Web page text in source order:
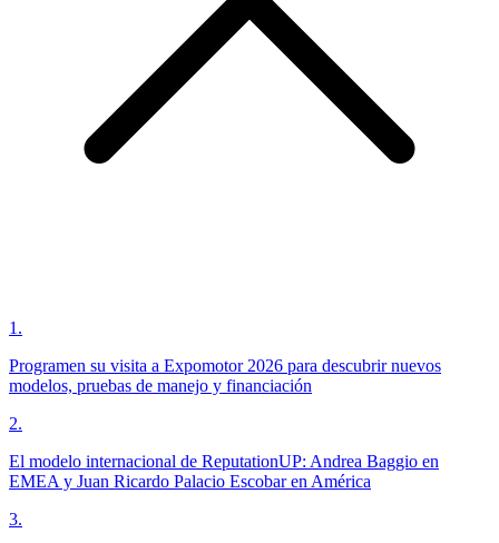
1 .
Programen su visita a Expomotor 2026 para descubrir nuevos
modelos, pruebas de manejo y financiación
2.
El modelo internacional de ReputationUP: Andrea Baggio en
EMEA y Juan Ricardo Palacio Escobar en América
3.